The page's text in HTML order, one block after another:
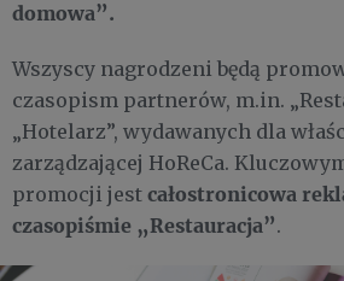
domowa”.
Wszyscy nagrodzeni będą
czasopism partnerów, m.in.
„Hotelarz”, wydawanych dla
zarządzającej HoReCa.
promocji jest całostronicowa
czasopiśmie „Restauracja”.